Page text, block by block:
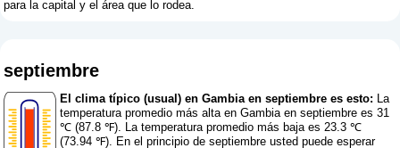
para la capital y el área que lo rodea.
septiembre
El clima típico (usual) en Gambia en septiembre es esto: La
temperatura promedio más alta en Gambia en septiembre es 31
℃ (87.8 ℉). La temperatura promedio más baja es 23.3 ℃
(73.94 ℉). En el principio de septiembre usted puede esperar